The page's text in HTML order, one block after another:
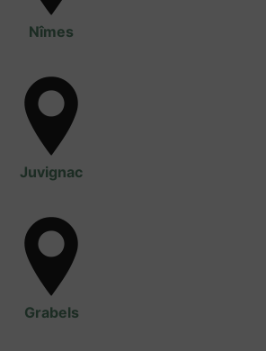
Nîmes
Juvignac
Grabels